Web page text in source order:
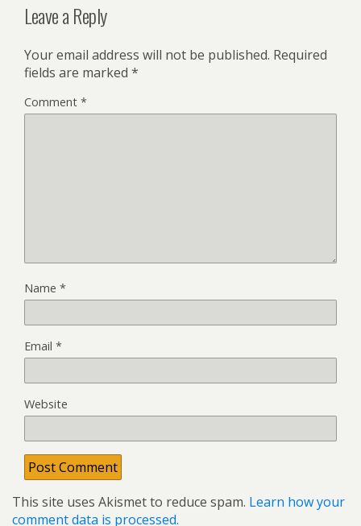
Leave a Reply
Your email address will not be published. Required
fields are marked *
Comment *
Name *
Email *
Website
This site uses Akismet to reduce spam. Learn how your
comment data is processed.